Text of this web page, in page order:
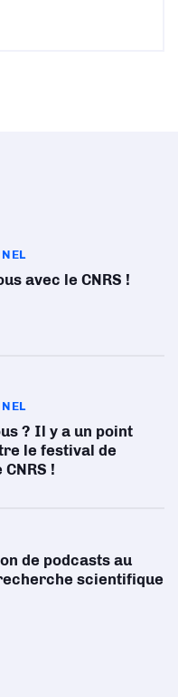
avec le CNRS !
? Il y a un point
le festival de
!
de podcasts au
scientifique